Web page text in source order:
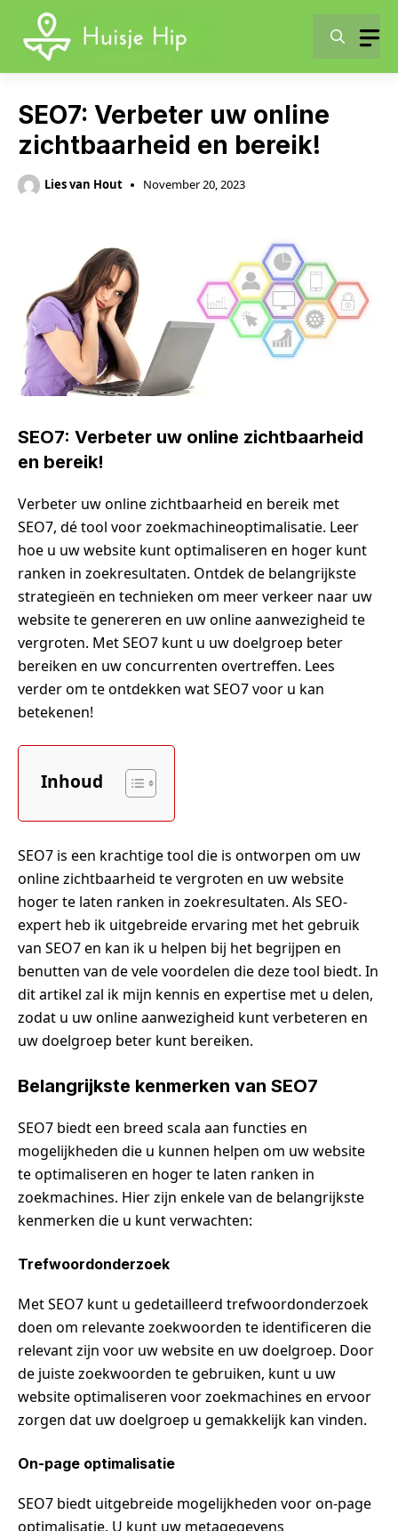
content
SEO7: Verbeter uw online
zichtbaarheid en bereik!
Lies van Hout November 20, 2023
SEO7: Verbeter uw online zichtbaarheid
en bereik!
Verbeter uw online zichtbaarheid en bereik met
SEO7, dé tool voor zoekmachineoptimalisatie. Leer
hoe u uw website kunt optimaliseren en hoger kunt
ranken in zoekresultaten. Ontdek de belangrijkste
strategieën en technieken om meer verkeer naar uw
website te genereren en uw online aanwezigheid te
vergroten. Met SEO7 kunt u uw doelgroep beter
bereiken en uw concurrenten overtreffen. Lees
verder om te ontdekken wat SEO7 voor u kan
betekenen!
Inhoud
SEO7 is een krachtige tool die is ontworpen om uw
online zichtbaarheid te vergroten en uw website
hoger te laten ranken in zoekresultaten. Als SEO-
expert heb ik uitgebreide ervaring met het gebruik
van SEO7 en kan ik u helpen bij het begrijpen en
benutten van de vele voordelen die deze tool biedt. In
dit artikel zal ik mijn kennis en expertise met u delen,
zodat u uw online aanwezigheid kunt verbeteren en
uw doelgroep beter kunt bereiken.
Belangrijkste kenmerken van SEO7
SEO7 biedt een breed scala aan functies en
mogelijkheden die u kunnen helpen om uw website
te optimaliseren en hoger te laten ranken in
zoekmachines. Hier zijn enkele van de belangrijkste
kenmerken die u kunt verwachten:
Trefwoordonderzoek
Met SEO7 kunt u gedetailleerd trefwoordonderzoek
doen om relevante zoekwoorden te identificeren die
relevant zijn voor uw website en uw doelgroep. Door
de juiste zoekwoorden te gebruiken, kunt u uw
website optimaliseren voor zoekmachines en ervoor
zorgen dat uw doelgroep u gemakkelijk kan vinden.
On-page optimalisatie
SEO7 biedt uitgebreide mogelijkheden voor on-page
optimalisatie. U kunt uw metagegevens